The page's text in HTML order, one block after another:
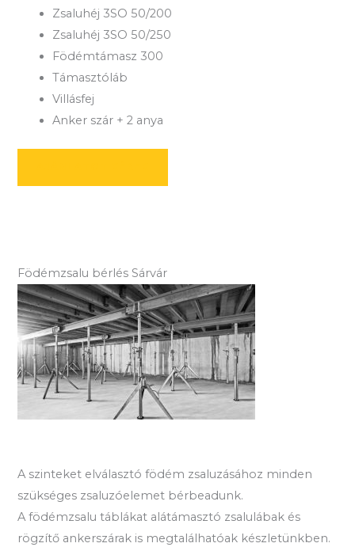
Zsaluhéj 3SO 50/200
Zsaluhéj 3SO 50/250
Födémtámasz 300
Támasztóláb
Villásfej
Anker szár + 2 anya
Födémzsalu bérlés Sárvár
A szinteket elválasztó födém zsaluzásához minden
szükséges zsaluzóelemet bérbeadunk.
A födémzsalu táblákat alátámasztó zsalulábak és
rögzítő ankerszárak is megtalálhatóak készletünkben.